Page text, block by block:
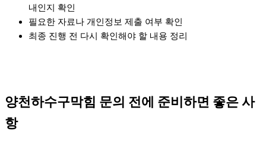
내인지 확인
필요한 자료나 개인정보 제출 여부 확인
최종 진행 전 다시 확인해야 할 내용 정리
양천하수구막힘 문의 전에 준비하면 좋은 사
항